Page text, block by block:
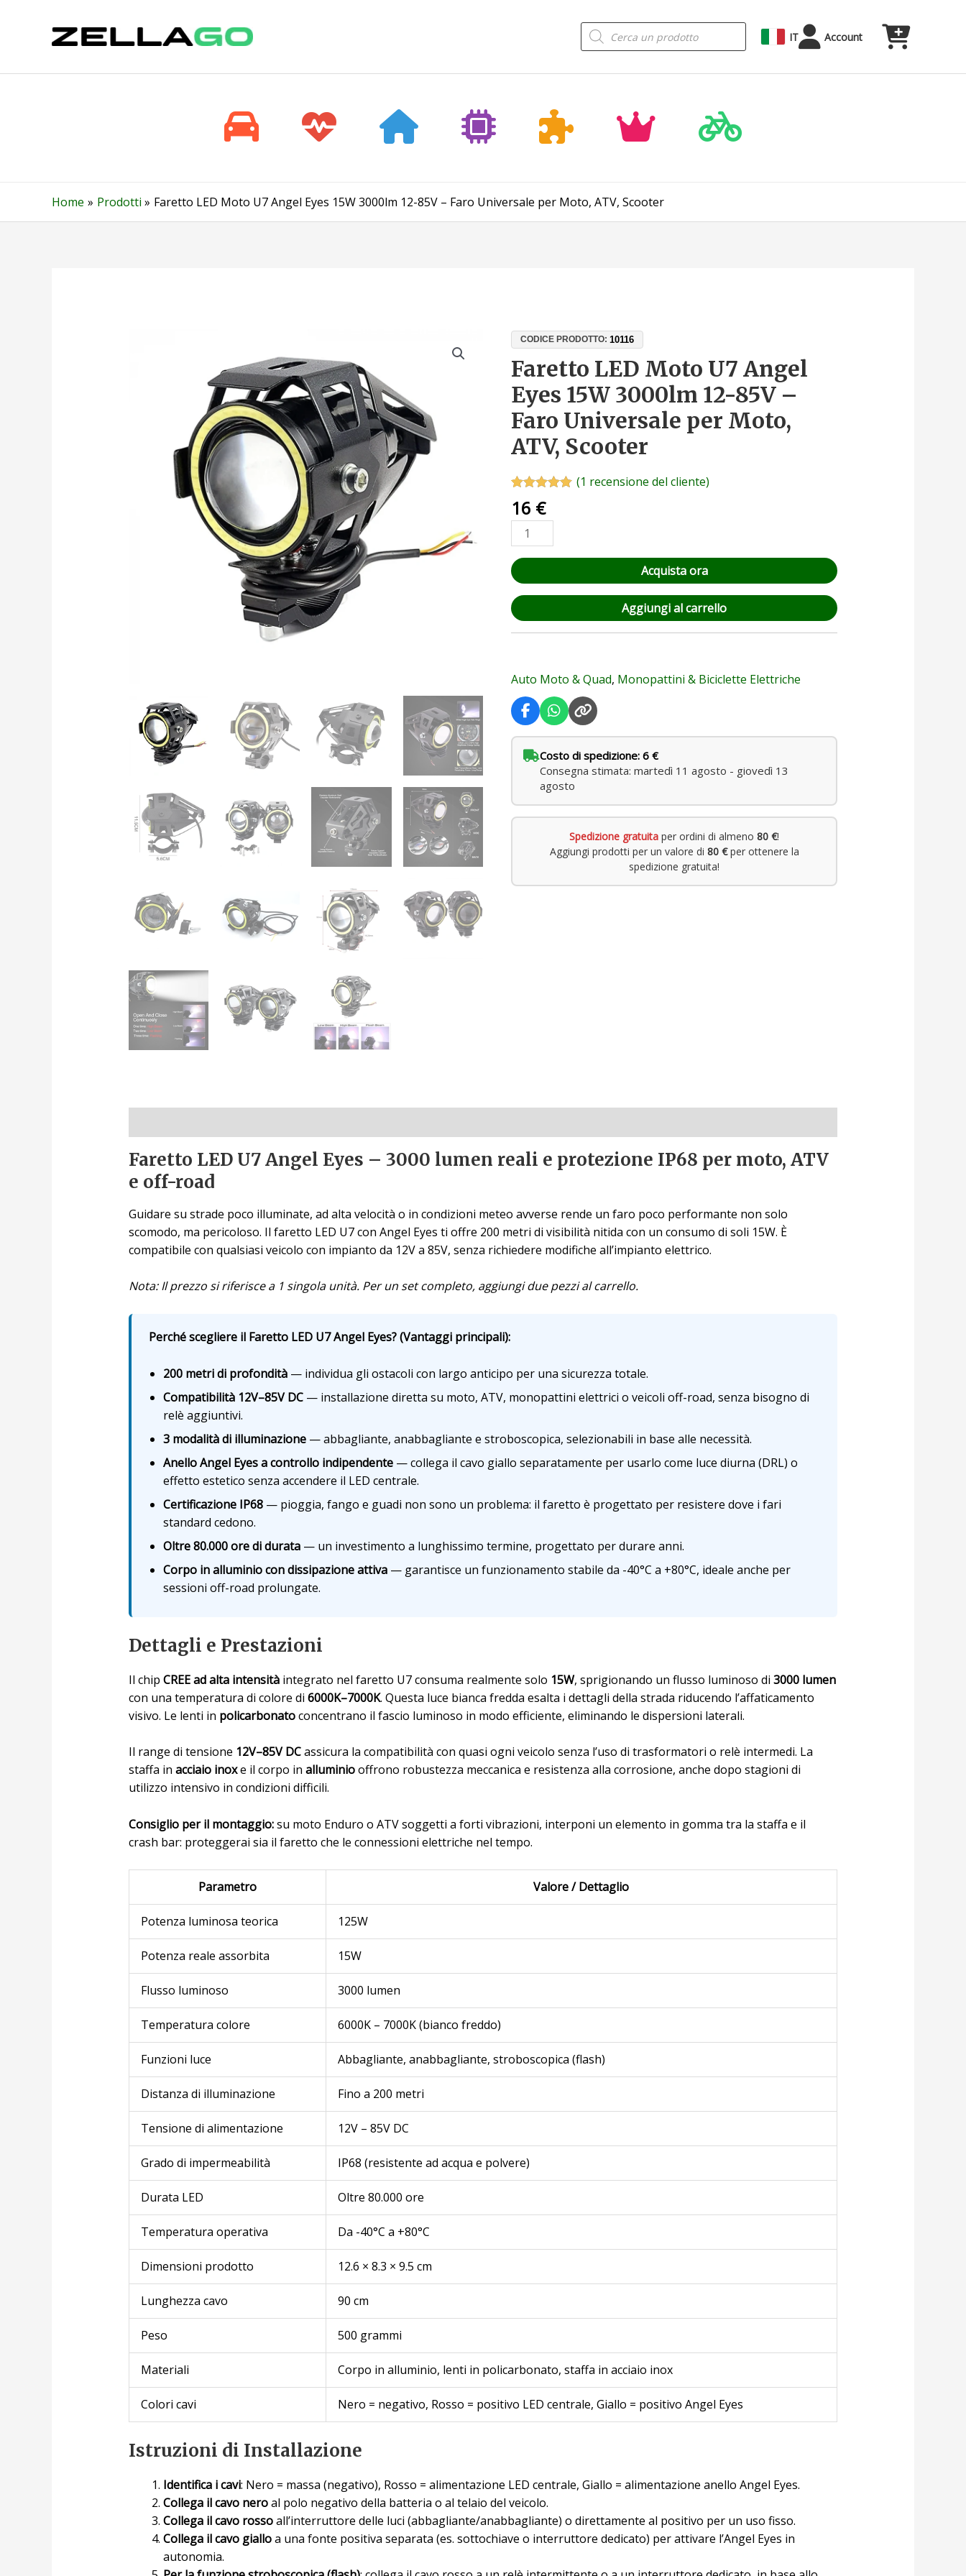
contenuto
Products
search IT Account
Home Prodotti Faretto LED Moto U7 Angel Eyes 15W 3000lm 12-85V – Faro Universale per Moto, ATV, Scooter
CODICE PRODOTTO:10116
Faretto LED Moto U7 Angel
Eyes 15W 3000lm 12-85V –
Faro Universale per Moto,
ATV, Scooter
su 5 su
base di
recensioni
(1 recensione del cliente)
16 €
Faretto
Moto
U7
Angel
Eyes
15W
12-
85V
–
Faro
per
Moto,
ATV,
Scooter
Acquista ora
Aggiungi al carrello
Auto Moto & Quad, Monopattini & Biciclette Elettriche
Costo di spedizione: 6 €
Consegna stimata: martedì 11 agosto - giovedì 13
agosto
Spedizione gratuita per ordini di almeno80 €!
Aggiungi prodotti per un valore di 80 €per ottenere la
spedizione gratuita!
Faretto LED U7 Angel Eyes – 3000 lumen reali e protezione IP68 per moto, ATV
e off-road
Guidare su strade poco illuminate, ad alta velocità o in condizioni meteo avverse rende un faro poco performante non solo
scomodo, ma pericoloso. Il faretto LED U7 con Angel Eyes ti offre 200 metri di visibilità nitida con un consumo di soli 15W. È
compatibile con qualsiasi veicolo con impianto da 12V a 85V, senza richiedere modifiche all’impianto elettrico.
Nota: Il prezzo si riferisce a 1 singola unità. Per un set completo, aggiungi due pezzi al carrello.
Perché scegliere il Faretto LED U7 Angel Eyes? (Vantaggi principali):
200 metri di profondità— individua gli ostacoli con largo anticipo per una sicurezza totale.
Compatibilità 12V–85V DC— installazione diretta su moto, ATV, monopattini elettrici o veicoli off-road, senza bisogno di
relè aggiuntivi.
3 modalità di illuminazione— abbagliante, anabbagliante e stroboscopica, selezionabili in base alle necessità.
Anello Angel Eyes a controllo indipendente— collega il cavo giallo separatamente per usarlo come luce diurna (DRL) o
effetto estetico senza accendere il LED centrale.
Certificazione IP68— pioggia, fango e guadi non sono un problema: il faretto è progettato per resistere dove i fari
standard cedono.
Oltre 80.000 ore di durata— un investimento a lunghissimo termine, progettato per durare anni.
Corpo in alluminio con dissipazione attiva— garantisce un funzionamento stabile da -40°C a +80°C, ideale anche per
sessioni off-road prolungate.
Dettagli e Prestazioni
Il chip CREE ad alta intensitàintegrato nel faretto U7 consuma realmente solo 15W, sprigionando un flusso luminoso di 3000 lumen
con una temperatura di colore di 6000K–7000K. Questa luce bianca fredda esalta i dettagli della strada riducendo l’affaticamento
visivo. Le lenti in policarbonatoconcentrano il fascio luminoso in modo efficiente, eliminando le dispersioni laterali.
Il range di tensione 12V–85V DCassicura la compatibilità con quasi ogni veicolo senza l’uso di trasformatori o relè intermedi. La
staffa in acciaio inoxe il corpo in alluminiooffrono robustezza meccanica e resistenza alla corrosione, anche dopo stagioni di
utilizzo intensivo in condizioni difficili.
Consiglio per il montaggio:su moto Enduro o ATV soggetti a forti vibrazioni, interponi un elemento in gomma tra la staffa e il
crash bar: proteggerai sia il faretto che le connessioni elettriche nel tempo.
Parametro Valore / Dettaglio
Potenza luminosa teorica 125W
Potenza reale assorbita 15W
Flusso luminoso 3000 lumen
Temperatura colore 6000K – 7000K (bianco freddo)
Funzioni luce Abbagliante, anabbagliante, stroboscopica (flash)
Distanza di illuminazione Fino a 200 metri
Tensione di alimentazione 12V – 85V DC
Grado di impermeabilità IP68 (resistente ad acqua e polvere)
Durata LED Oltre 80.000 ore
Temperatura operativa Da -40°C a +80°C
Dimensioni prodotto 12.6 × 8.3 × 9.5 cm
Lunghezza cavo 90 cm
Peso 500 grammi
Materiali Corpo in alluminio, lenti in policarbonato, staffa in acciaio inox
Colori cavi Nero = negativo, Rosso = positivo LED centrale, Giallo = positivo Angel Eyes
Istruzioni di Installazione
Identifica i cavi: Nero = massa (negativo), Rosso = alimentazione LED centrale, Giallo = alimentazione anello Angel Eyes.
Collega il cavo neroal polo negativo della batteria o al telaio del veicolo.
Collega il cavo rossoall’interruttore delle luci (abbagliante/anabbagliante) o direttamente al positivo per un uso fisso.
Collega il cavo gialloa una fonte positiva separata (es. sottochiave o interruttore dedicato) per attivare l’Angel Eyes in
autonomia.